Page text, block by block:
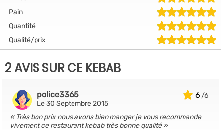
Pain
Quantité
Qualité/prix
2 AVIS SUR CE KEBAB
6
police3365
Le 30 Septembre 2015
Très bon prix nous avons bien manger je vous recommande
vivement ce restaurant kebab très bonne qualité